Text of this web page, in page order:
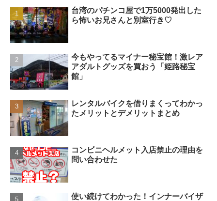
台湾のパチンコ屋で1万5000発出した
ら怖いお兄さんと別室行き♡
今もやってるマイナー秘宝館！激レア
アダルトグッズを買おう「姫路秘宝
館」
レンタルバイクを借りまくってわかっ
たメリットとデメリットまとめ
コンビニヘルメット入店禁止の理由を
問い合わせた
使い続けてわかった！インナーバイザ